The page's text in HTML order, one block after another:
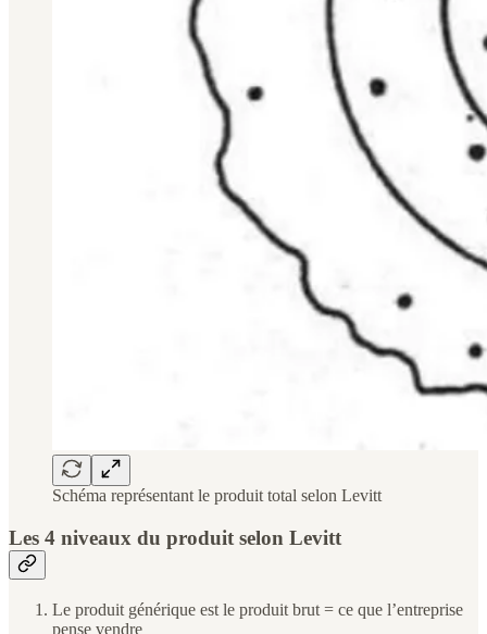
Schéma représentant le produit total selon Levitt
Les 4 niveaux du produit selon Levitt
Le produit générique est le produit brut = ce que l’entreprise
pense vendre